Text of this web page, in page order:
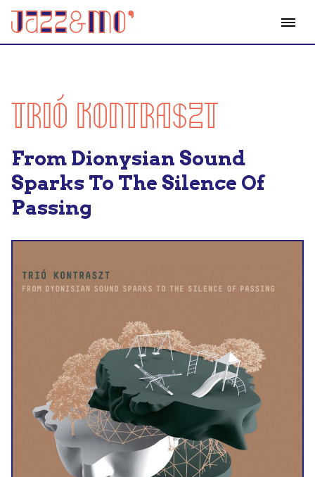
TRIÓ KONTRASZT
From Dionysian Sound
Sparks To The Silence Of
Passing